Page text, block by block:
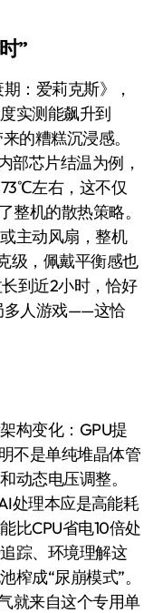
”
：爱莉克斯》，
实测能飙升到
的糟糕沉浸感。
部芯片结温为例，
左右，这不仅
整机的散热策略。
主动风扇，整机
级，佩戴平衡感也
到近2小时，恰好
多人游戏——这恰
构变化：GPU提
不是单纯堆晶体管
动态电压调整。
处理本应是高能耗
比CPU省电10倍处
踪、环境理解这
榨成“尿崩模式”。
就来自这个专用单